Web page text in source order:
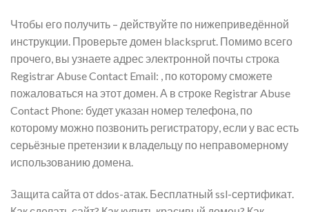
Чтобы его получить – действуйте по нижеприведённой
инструкции. Проверьте домен blacksprut. Помимо всего
прочего, вы узнаете адрес электронной почты строка
Registrar Abuse Contact Email: , по которому сможете
пожаловаться на этот домен. А в строке Registrar Abuse
Contact Phone: будет указан номер телефона, по
которому можно позвонить регистратору, если у вас есть
серьёзные претензии к владельцу по неправомерному
использованию домена.
Защита сайта от ddos-атак. Бесплатный ssl-сертификат.